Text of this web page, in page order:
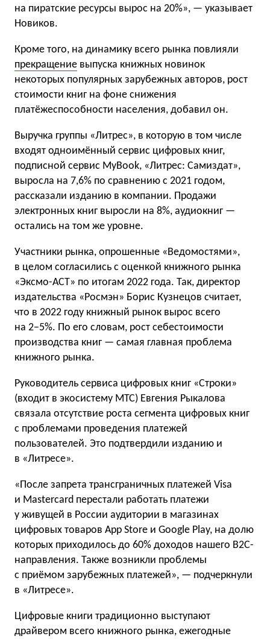
на пиратские ресурсы вырос на 20%», — указывает
Новиков.
Кроме того, на динамику всего рынка повлияли
прекращение выпуска книжных новинок
некоторых популярных зарубежных авторов, рост
стоимости книг на фоне снижения
платёжеспособности населения, добавил он.
Выручка группы «Литрес», в которую в том числе
входят одноимённый сервис цифровых книг,
подписной сервис MyBook, «Литрес: Самиздат»,
выросла на 7,6% по сравнению с 2021 годом,
рассказали изданию в компании. Продажи
электронных книг выросли на 8%, аудиокниг —
остались на том же уровне.
Участники рынка, опрошенные «Ведомостями»,
в целом согласились с оценкой книжного рынка
«Эксмо-АСТ» по итогам 2022 года. Так, директор
издательства «Росмэн» Борис Кузнецов считает,
что в 2022 году книжный рынок вырос всего
на 2−5%. По его словам, рост себестоимости
производства книг — самая главная проблема
книжного рынка.
Руководитель сервиса цифровых книг «Строки»
(входит в экосистему МТС) Евгения Рыкалова
связала отсутствие роста сегмента цифровых книг
с проблемами проведения платежей
пользователей. Это подтвердили изданию и
в «Литресе».
«После запрета трансграничных платежей Visa
и Mastercard перестали работать платежи
у живущей в России аудитории в магазинах
цифровых товаров App Store и Google Play, на долю
которых приходилось до 60% доходов нашего B2C-
направления. Также возникли проблемы
с приёмом зарубежных платежей», — подчеркнули
в «Литресе».
Цифровые книги традиционно выступают
драйвером всего книжного рынка, ежегодные